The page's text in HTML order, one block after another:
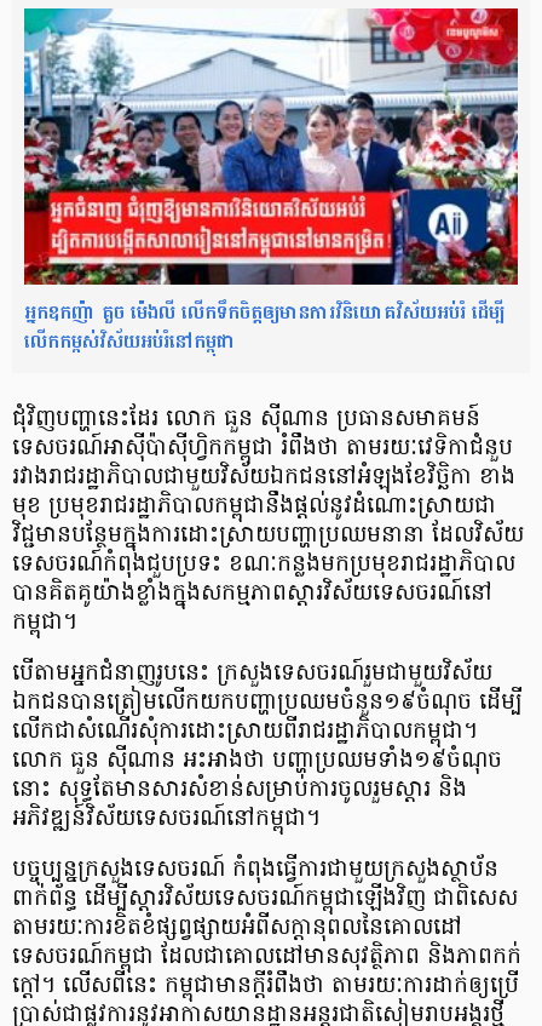
អ្នកឧកញ៉ា គួច ម៉េងលី លើកទឹកចិត្តឲ្យមានការវិនិយោគវិស័យអប់រំ ដើម្បី
លើកកម្ពស់វិស័យអប់រំនៅកម្ពុជា
ជុំវិញបញ្ហានេះដែរ លោក ធួន ស៊ីណាន ប្រធានសមាគមន៍
ទេសចរណ៍អាស៊ីប៉ាស៊ីហ្វិកកម្ពុជា រំពឹងថា តាមរយៈវេទិកាជំនួប
រវាងរាជរដ្ឋាភិបាលជាមួយវិស័យឯកជននៅអំឡុងខែវិច្ឆិកា ខាង
មុខ ប្រមុខរាជរដ្ឋាភិបាលកម្ពុជានឹងផ្ដល់នូវដំណោះស្រាយជា
វិជ្ជមានបន្ថែមក្នុងការដោះស្រាយបញ្ហាប្រឈមនានា ដែលវិស័យ
ទេសចរណ៍កំពុងជួបប្រទះ ខណៈកន្លងមកប្រមុខរាជរដ្ឋាភិបាល
បានគិតគូយ៉ាងខ្លាំងក្នុងសកម្មភាពស្ដារវិស័យទេសចរណ៍នៅ
កម្ពុជា។
បើតាមអ្នកជំនាញរូបនេះ ក្រសួងទេសចរណ៍រួមជាមួយវិស័យ
ឯកជនបានត្រៀមលើកយកបញ្ហាប្រឈមចំនួន១៩ចំណុច ដើម្បី
លើកជាសំណើរសុំការដោះស្រាយពីរាជរដ្ឋាភិបាលកម្ពុជា។
លោក ធួន ស៊ីណាន អះអាងថា បញ្ហាប្រឈមទាំង១៩ចំណុច
នោះ សុទ្ធតែមានសារសំខាន់សម្រាប់ការចូលរួមស្ដារ និង
អភិវឌ្ឍន៍វិស័យទេសចរណ៍នៅកម្ពុជា។
បច្ចុប្បន្នក្រសួងទេសចរណ៍ កំពុងធ្វើការជាមួយក្រសួងស្ថាប័ន
ពាក់ព័ន្ធ ដើម្បីស្តារវិស័យទេសចរណ៍កម្ពុជាឡើងវិញ ជាពិសេស
តាមរយៈការខិតខំផ្សព្វផ្សាយអំពីសក្តានុពលនៃគោលដៅ
ទេសចរណ៍កម្ពុជា ដែលជាគោលដៅមានសុវត្ថិភាព និងភាពកក់
ក្តៅ។ លើសពីនេះ កម្ពុជាមានក្ដីរំពឹងថា តាមរយៈការដាក់ឲ្យប្រើ
ប្រាស់ជាផ្លូវការនូវអាកាសយានដ្ឋានអន្តរជាតិសៀមរាបអង្គរថ្មី